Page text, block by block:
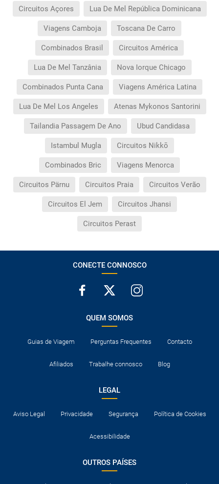
Circuitos Açores Lua De Mel República Dominicana
Viagens Camboja Toscana De Carro
Combinados Brasil Circuitos América
Lua De Mel Tanzânia Nova Iorque Chicago
Combinados Punta Cana Viagens América Latina
Lua De Mel Los Angeles Atenas Mykonos Santorini
Tailandia Passagem De Ano Ubud Candidasa
Istambul Mugla Circuitos Nikkō
Combinados Bric Viagens Menorca
Circuitos Pärnu Circuitos Praia Circuitos Verão
Circuitos El Jem Circuitos Jhansi
Circuitos Perast
CONECTE CONNOSCO
QUEM SOMOS
Guias de Viagem Perguntas Frequentes Contacto
Afiliados Trabalhe connosco Blog
LEGAL
Aviso Legal Privacidade Segurança Política de Cookies
Acessibilidade
OUTROS PAÍSES